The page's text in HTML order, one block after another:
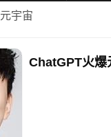
元宇宙
ChatGPT火爆